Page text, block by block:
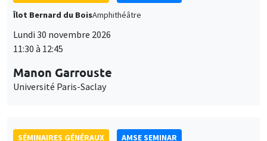
Îlot Bernard du Bois
Amphithéâtre
Lundi 30 novembre 2026
11:30 à 12:45
Manon Garrouste
Université Paris-Saclay
SÉMINAIRES GÉNÉRAUX AMSE SEMINAR